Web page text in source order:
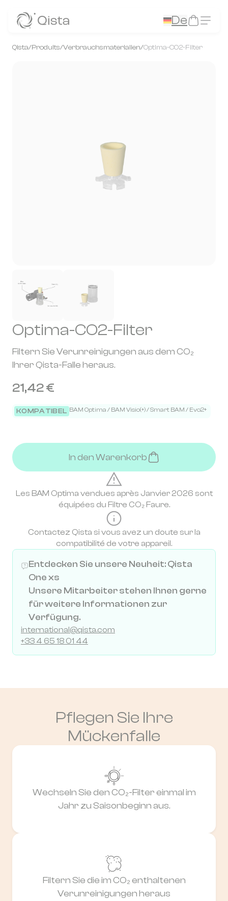
De
Qista/Produits/Verbrauchsmaterialien/Optima-CO2-Filter
Optima-CO2-Filter
Filtern Sie Verunreinigungen aus dem CO₂
Ihrer Qista-Falle heraus.
21,42 €
KOMPATIBEL BAM Optima / BAM Visio(+) / Smart BAM / Evo2+
In den Warenkorb
Les BAM Optima vendues après Janvier 2026 sont
équipées du Filtre CO₂ Faure.
Contactez Qista si vous avez un doute sur la
compatibilité de votre appareil.
Entdecken Sie unsere Neuheit: Qista
One xs
Unsere Mitarbeiter stehen Ihnen gerne
für weitere Informationen zur
Verfügung.
international@qista.com
+33 4 65 18 01 44
Pflegen Sie Ihre
Mückenfalle
Wechseln Sie den CO₂-Filter einmal im
Jahr zu Saisonbeginn aus.
Filtern Sie die im CO₂ enthaltenen
Verunreinigungen heraus